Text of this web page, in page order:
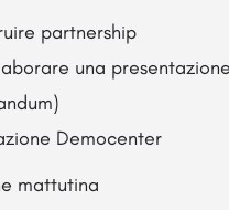
partnership
una
Democenter
mattutina